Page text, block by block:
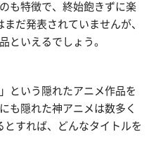
も特徴で、終始飽きずに楽
だ発表されていませんが、
といえるでしょう。
という隠れたアニメ作品を
も隠れた神アニメは数多く
すれば、どんなタイトルを